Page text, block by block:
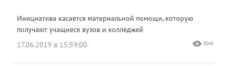
Инициатива касается материальной помощи, которую
получают учащиеся вузов и колледжей
17.06.2019 в 15:59:00
3548